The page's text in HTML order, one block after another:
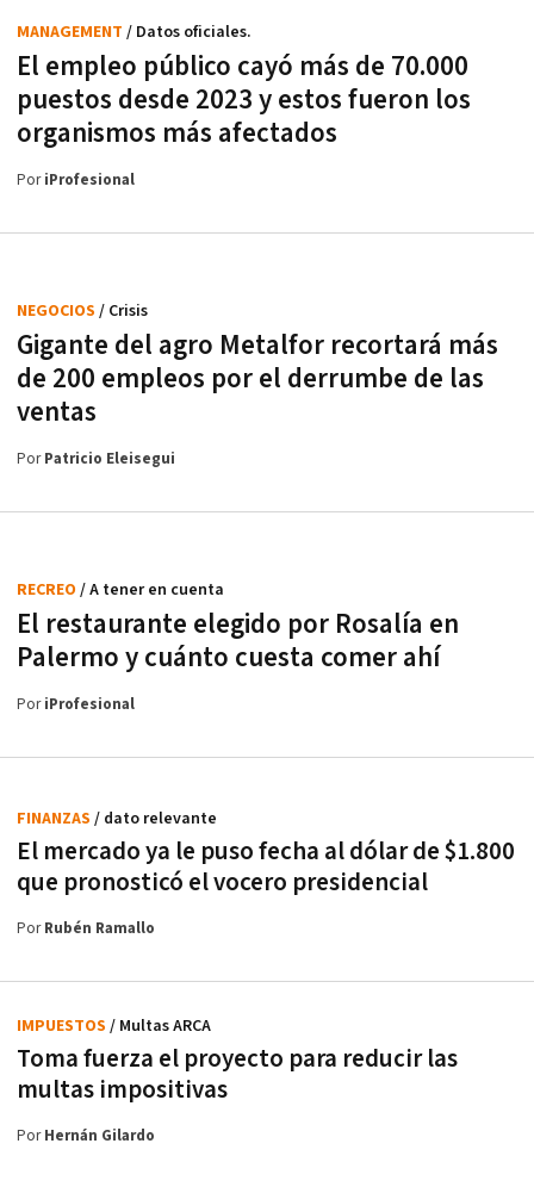
El empleo público cayó más de 70.000
puestos desde 2023 y estos fueron los
organismos más afectados
MANAGEMENT / Datos oficiales.
PoriProfesional
Gigante del agro Metalfor recortará más
de 200 empleos por el derrumbe de las
ventas
NEGOCIOS / Crisis
PorPatricio Eleisegui
El restaurante elegido por Rosalía en
Palermo y cuánto cuesta comer ahí
RECREO / A tener en cuenta
PoriProfesional
El mercado ya le puso fecha al dólar de $1.800
que pronosticó el vocero presidencial
FINANZAS / dato relevante
PorRubén Ramallo
Toma fuerza el proyecto para reducir las
multas impositivas
IMPUESTOS / Multas ARCA
PorHernán Gilardo